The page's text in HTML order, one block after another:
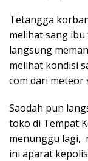
Tetangga
melihat sang
langsung
melihat kondisi
com dari meteor
Saodah pun
toko di Tempat
menunggu lagi,
ini aparat